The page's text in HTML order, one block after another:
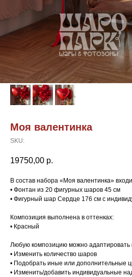
Моя валентинка
SKU:
19750,00 р.
В состав набора «Моя валентинка»
• Фонтан из 20 фигурных шаров 45 см
• Фигурный шар Сердце 176 см с
Композиция выполнена в оттенках:
• Красный
Любую композицию можно
• Изменить количество шаров
• Подобрать иные или дополнительные
• Изменить/добавить индивидуальные